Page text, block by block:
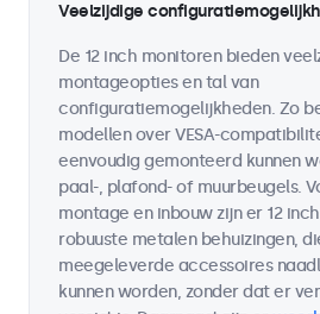
Veelzijdige
De 12 inch monitoren bieden
montageopties en tal van
configuratiemogelijkheden. Zo
modellen over VESA-
eenvoudig gemonteerd kunnen
paal-, plafond- of muurbeugels.
montage en inbouw zijn er 12
robuuste metalen behuizingen,
meegeleverde accessoires
kunnen worden, zonder dat er